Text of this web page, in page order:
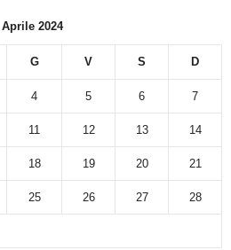
Aprile 2024
G V S D
4 5 6 7
11 12 13 14
18 19 20 21
25 26 27 28